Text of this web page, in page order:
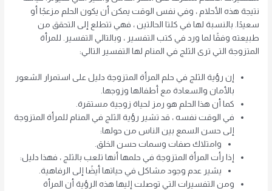
نتيجة هذه الأحلام ، وفي نفس الوقت يمكن أن يكون الحلم مزعجًا أو
سعيدًا. بالنسبة لها في كلتا الحالتين ، فهي تتطلع إلى التحقق من
طبيعته وفقًا لما ورد في كتب التفسير ، وبالتالي التفسير. للمرأة
المتزوجة التي ترى الثلج في المنام لها التفسير التالي:
إن رؤية الثلج في حلم المرأة المتزوجة دليل على استمرار الشعور
بالأمان والسعادة مع أطفالها وزوجها.
كما أن هذا الحلم هو رمز لحياة زوجية مستقرة.
في الوقت نفسه ، قد تشير رؤية الثلج في المنام للمرأة المتزوجة
إلى حسن السمع بين الناس من حولها:
وامتلاك صفات وسمات حسن الخلق.
إذا رأت المرأة المتزوجة في حلمها أنها تلعب بالثلج ، فهذا دليل:
يشير عدم وجود مشاكل في حياتها أيضًا إلى الرفاهية.
ومن التفسيرات التي توصلت إليها هذه الرؤية أن المرأة